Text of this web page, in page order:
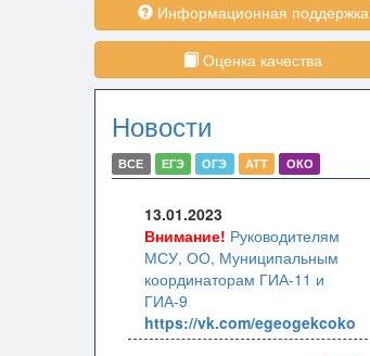
Информационная поддержка
Оценка качества
Новости
ВСЕ ЕГЭ ОГЭ АТТ ОКО
13.01.2023
Внимание! Руководителям
МСУ, ОО, Муниципальным
координаторам ГИА-11 и
ГИА-9
https://vk.com/egeogekcoko